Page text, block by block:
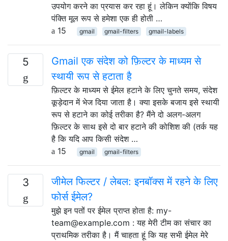
उपयोग करने का प्रयास कर रहा हूं। लेकिन क्योंकि विषय
पंक्ति मूल रूप से हमेशा एक ही होती …
15
gmail gmail-filters gmail-labels
5
Gmail एक संदेश को फ़िल्टर के माध्यम से
स्थायी रूप से हटाता है
फ़िल्टर के माध्यम से ईमेल हटाने के लिए चुनते समय, संदेश
कूड़ेदान में भेज दिया जाता है। क्या इसके बजाय इसे स्थायी
रूप से हटाने का कोई तरीका है? मैंने दो अलग-अलग
फ़िल्टर के साथ इसे दो बार हटाने की कोशिश की (तर्क यह
है कि यदि आप किसी संदेश …
15
gmail gmail-filters
3
जीमेल फिल्टर / लेबल: इनबॉक्स में रहने के लिए
फोर्स ईमेल?
मुझे इन पतों पर ईमेल प्राप्त होता है: my-
team@example.com : यह मेरी टीम का संचार का
प्राथमिक तरीका है। मैं चाहता हूं कि यह सभी ईमेल मेरे